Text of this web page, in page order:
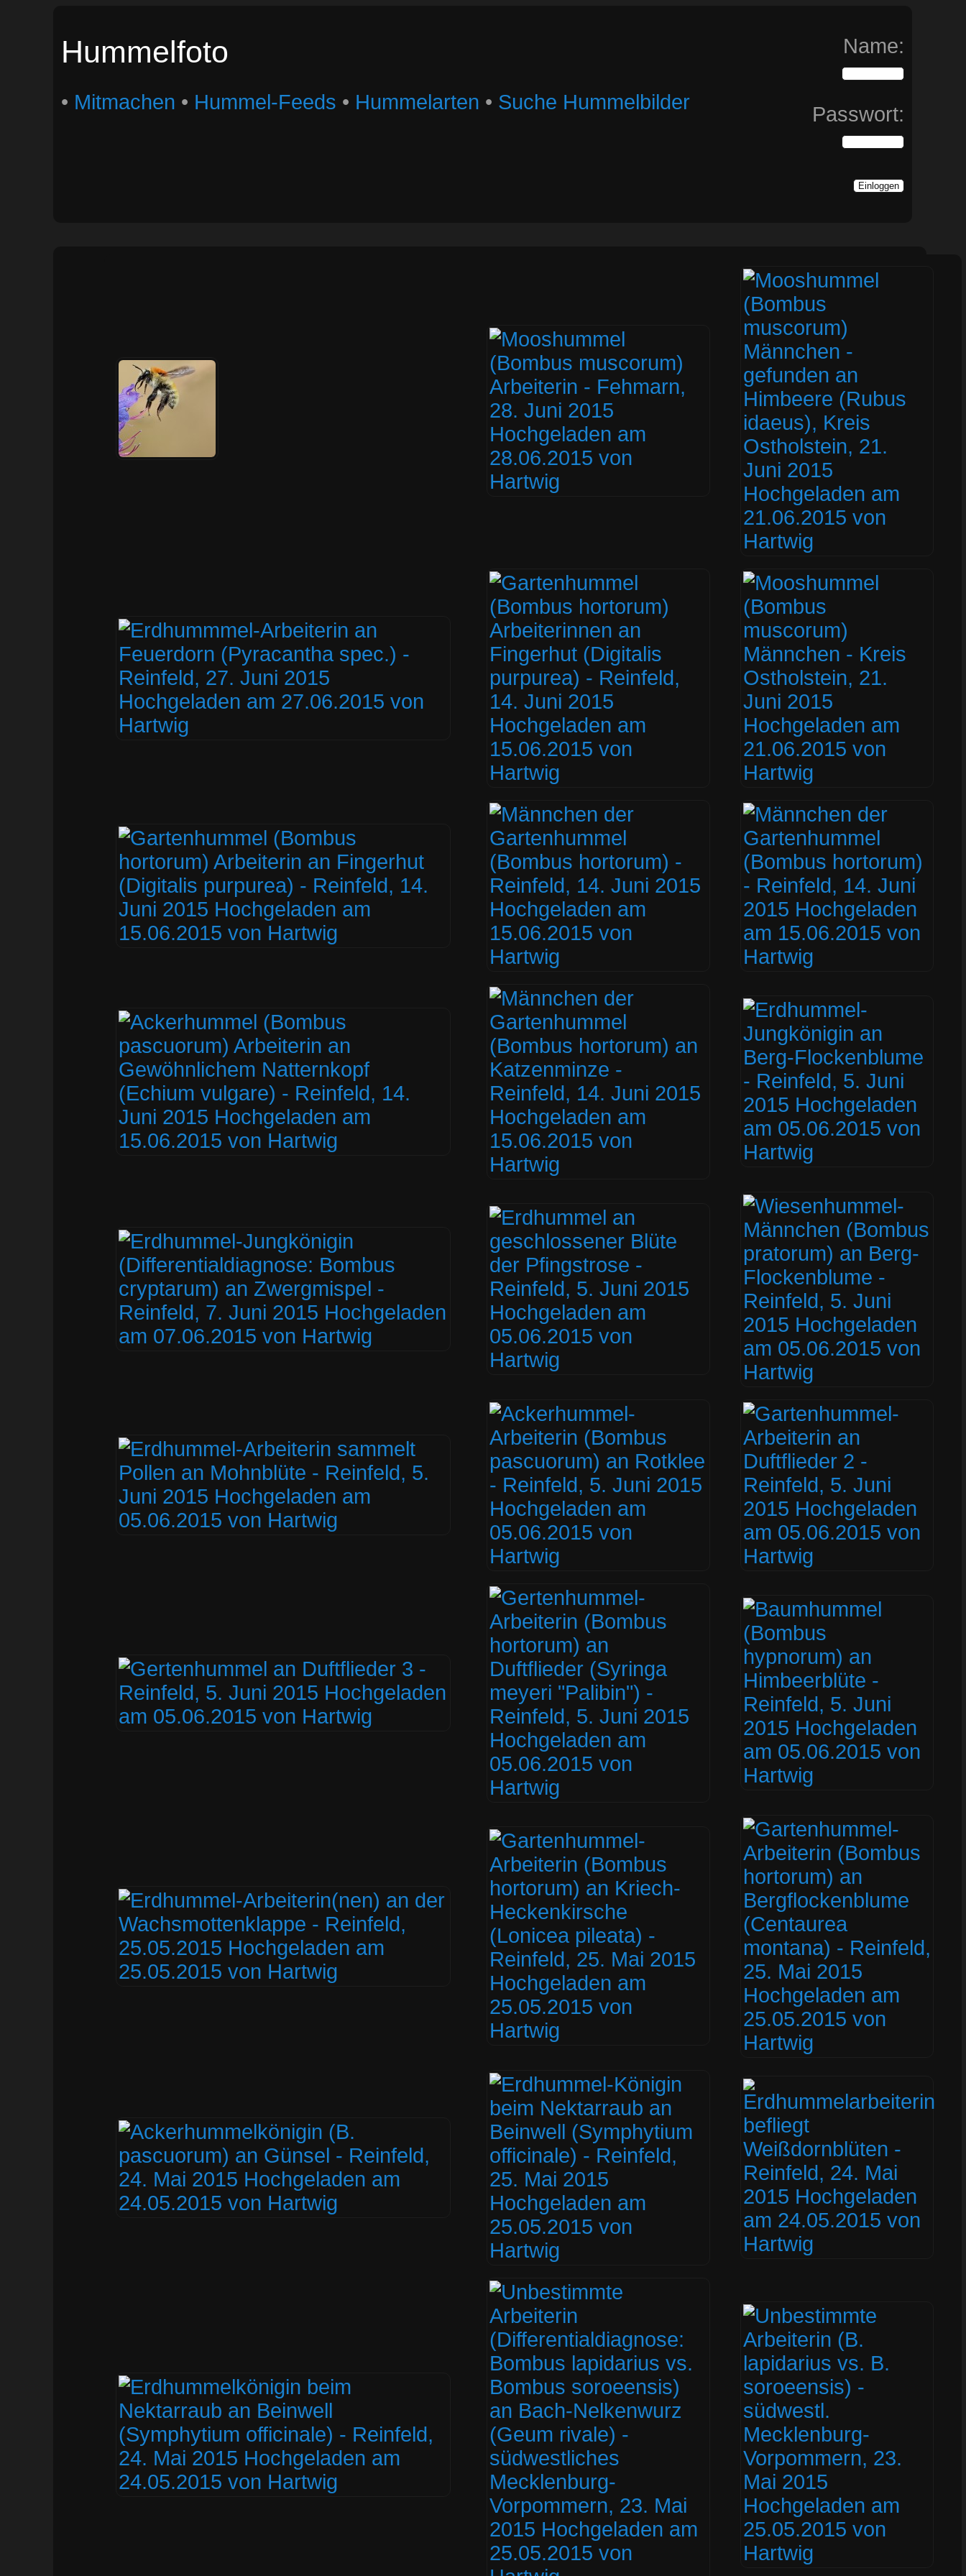
Hummelfoto
• Mitmachen • Hummel-Feeds • Hummelarten • Suche Hummelbilder
Name:
Passwort: